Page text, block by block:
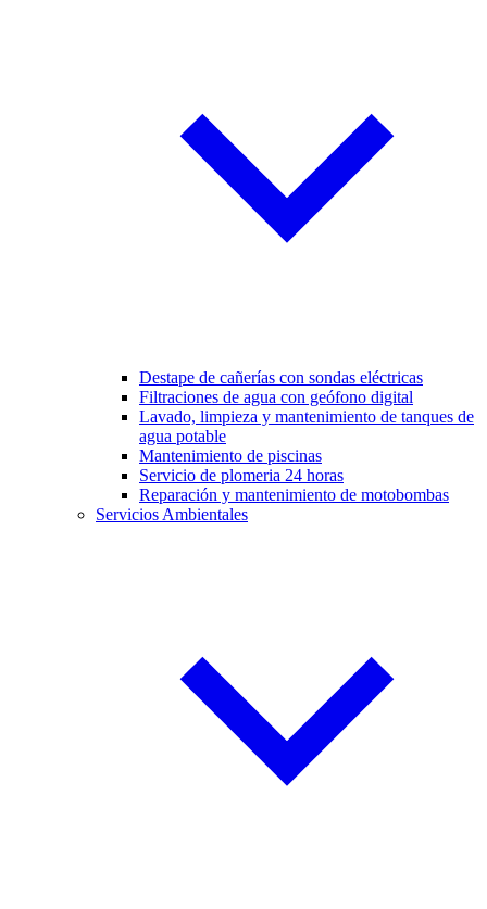
Destape de cañerías con sondas eléctricas
Filtraciones de agua con geófono digital
Lavado, limpieza y mantenimiento de tanques de
agua potable
Mantenimiento de piscinas
Servicio de plomeria 24 horas
Reparación y mantenimiento de motobombas
Servicios Ambientales